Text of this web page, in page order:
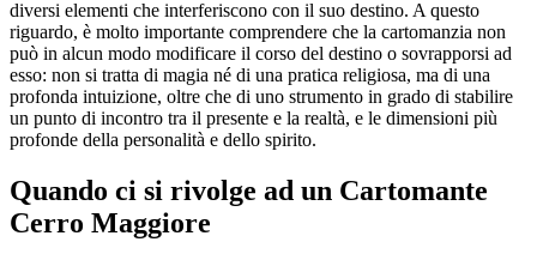
diversi elementi che interferiscono con il suo destino. A questo
riguardo, è molto importante comprendere che la cartomanzia non
può in alcun modo modificare il corso del destino o sovrapporsi ad
esso: non si tratta di magia né di una pratica religiosa, ma di una
profonda intuizione, oltre che di uno strumento in grado di stabilire
un punto di incontro tra il presente e la realtà, e le dimensioni più
profonde della personalità e dello spirito.
Quando ci si rivolge ad un Cartomante
Cerro Maggiore